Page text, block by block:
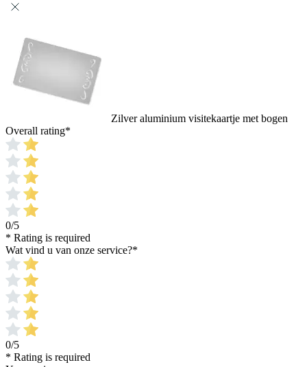
Zilver aluminium visitekaartje met bogen
Overall rating*
0/5
* Rating is required
Wat vind u van onze service?*
0/5
* Rating is required